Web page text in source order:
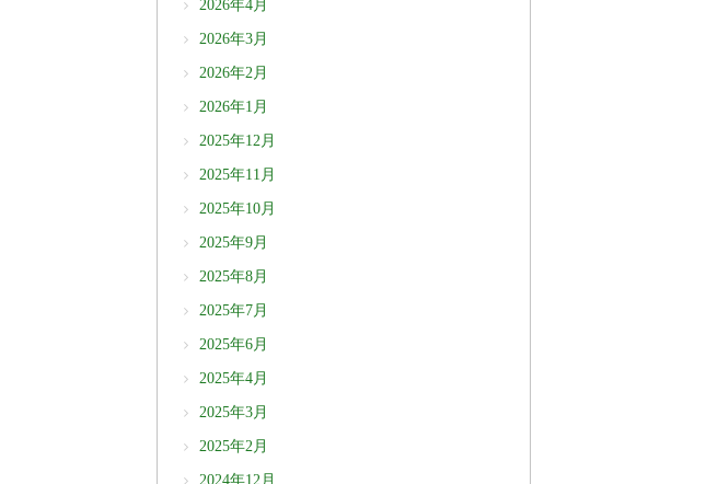
2026年4月
2026年3月
2026年2月
2026年1月
2025年12月
2025年11月
2025年10月
2025年9月
2025年8月
2025年7月
2025年6月
2025年4月
2025年3月
2025年2月
2024年12月